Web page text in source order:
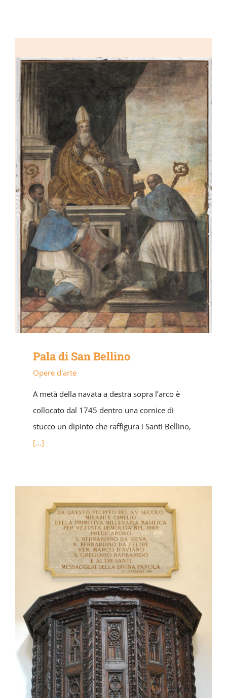
Pala di San Bellino
Opere d'arte
A metà della navata a destra sopra l’arco è
collocato dal 1745 dentro una cornice di
stucco un dipinto che raffigura i Santi Bellino,
[...]